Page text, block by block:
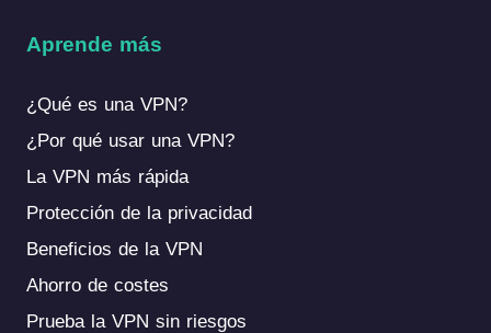
Aprende más
¿Qué es una VPN?
¿Por qué usar una VPN?
La VPN más rápida
Protección de la privacidad
Beneficios de la VPN
Ahorro de costes
Prueba la VPN sin riesgos